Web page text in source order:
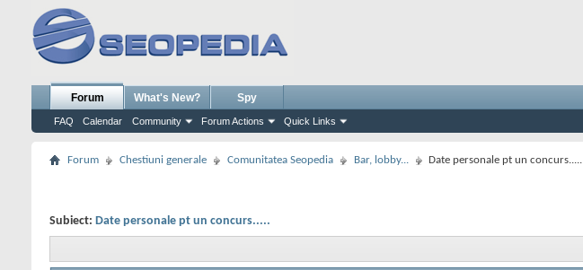
Forum
FAQ Calendar Community Forum Actions Quick Links
What's New? Spy
Forum Chestiuni generale Comunitatea Seopedia Bar, lobby... Date personale pt un concurs.....
Subiect: Date personale pt un concurs.....